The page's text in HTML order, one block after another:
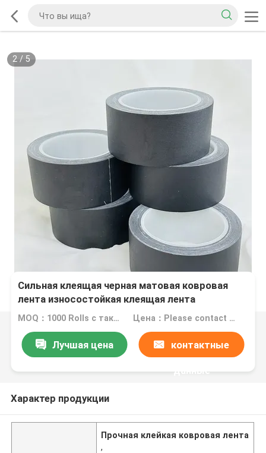
2/ 5
Сильная клеящая черная матовая ковровая
лента износостойкая клеящая лента
MOQ：1000 Rolls с такой же спецификацией Цена：Please contact us for quotation
Лучшая цена контактные
данные
Характер продукции
Прочная клейкая ковровая лента
,